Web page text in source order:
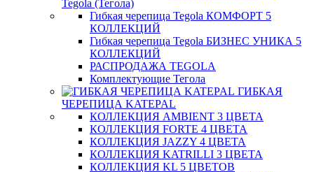
Tegola (Тегола)
Гибкая черепица Tegola КОМФОРТ 5
КОЛЛЕКЦИЙ
Гибкая черепица Tegola БИЗНЕС УНИКА 5
КОЛЛЕКЦИЙ
РАСПРОДАЖА TEGOLA
Комплектующие Тегола
ГИБКАЯ
ЧЕРЕПИЦА KATEPAL
КОЛЛЕКЦИЯ AMBIENT 3 ЦВЕТА
КОЛЛЕКЦИЯ FORTE 4 ЦВЕТА
КОЛЛЕКЦИЯ JAZZY 4 ЦВЕТА
КОЛЛЕКЦИЯ KATRILLI 3 ЦВЕТА
КОЛЛЕКЦИЯ KL 5 ЦВЕТОВ